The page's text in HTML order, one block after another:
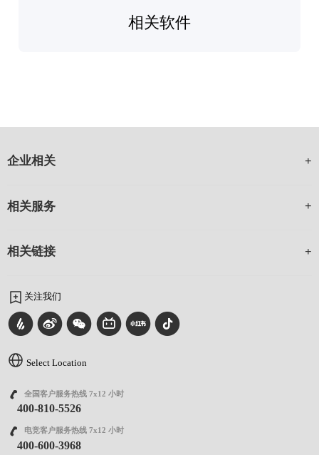
相关软件
企业相关
相关服务
相关链接
关注我们
Select Location
全国客户服务热线 7x12 小时
400-810-5526
电竞客户服务热线 7x12 小时
400-600-3968